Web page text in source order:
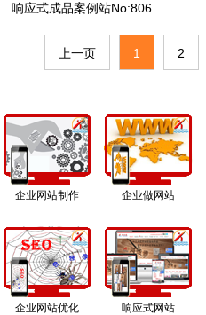
响应式成品案例站No:806
上一页 1 2
企业网站制作 企业做网站
企业网站优化 响应式网站